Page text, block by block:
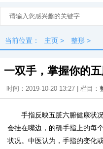
当前位置： 主页 > 整形 >
一双手，掌握你的五
时间：2019-10-20 13:27 | 栏目：
手指反映五脏六腑健康状
会挂在嘴边，的确手指上的每
状况。中医认为，手指的变化